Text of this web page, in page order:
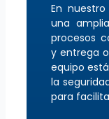
En
una
procesos
y entrega
equipo
la
para